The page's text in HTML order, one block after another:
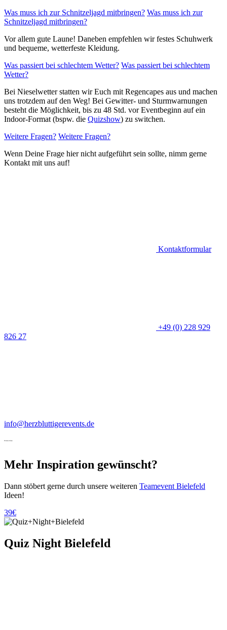
Was muss ich zur Schnitzeljagd mitbringen? Was muss ich zur
Schnitzeljagd mitbringen?
Vor allem gute Laune! Daneben empfehlen wir festes Schuhwerk
und bequeme, wetterfeste Kleidung.
Was passiert bei schlechtem Wetter? Was passiert bei schlechtem
Wetter?
Bei Nieselwetter statten wir Euch mit Regencapes aus und machen
uns trotzdem auf den Weg! Bei Gewitter- und Sturmwarnungen
besteht die Möglichkeit, bis zu 48 Std. vor Eventbeginn auf ein
Indoor-Format (bspw. die Quizshow) zu switchen.
Weitere Fragen? Weitere Fragen?
Wenn Deine Frage hier nicht aufgeführt sein sollte, nimm gerne
Kontakt mit uns auf!
Kontaktformular
+49 (0) 228 929
826 27
info@herzbluttigerevents.de
Weitere Ideen
Mehr Inspiration gewünscht?
Dann stöbert gerne durch unsere weiteren Teamevent Bielefeld
Ideen!
39€
Quiz Night Bielefeld